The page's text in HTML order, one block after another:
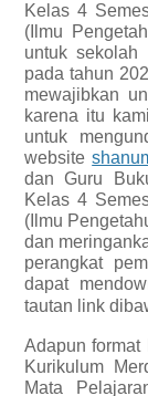
Kelas 4
(Ilmu
untuk
pada tahun
mewajibkan
karena itu
untuk
website
dan Guru
Kelas 4
(Ilmu
dan
perangkat
dapat
tautan link
Adapun
Kurikulum
Mata